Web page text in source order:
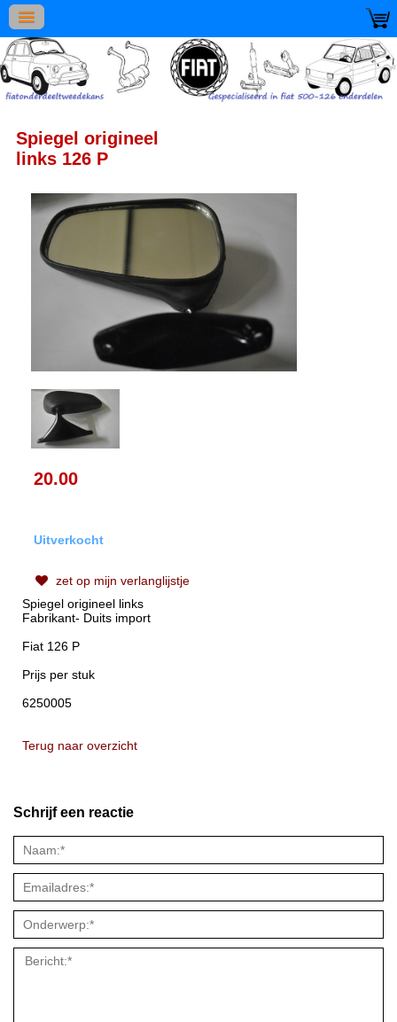
Spiegel origineel
links 126 P
20.00
Uitverkocht
zet op mijn verlanglijstje
Spiegel origineel links
Fabrikant- Duits import
Fiat 126 P
Prijs per stuk
6250005
Terug naar overzicht
Schrijf een reactie